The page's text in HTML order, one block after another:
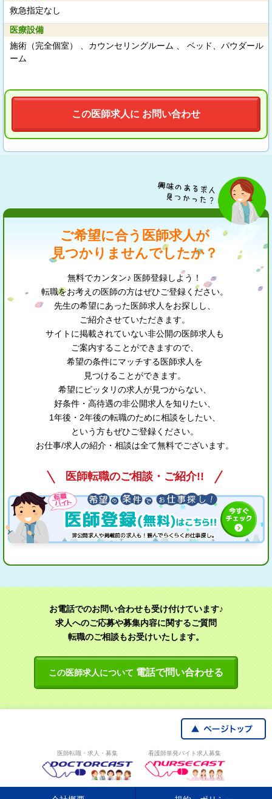
救急指定なし
医療設備
施術（完全個室） 、カウンセリングルーム 、 ベッド、パウダール
ーム
この医師求人に お問い合わせ
ご希望に合う医師求人が
見つかりませんでしたか？
無料でカンタン♪ 医師登録しよう！
転職をお考えの医師の方はぜひご登録ください。
先生の希望にあった医師求人をお探しし、
ご紹介させていただきます。
サイトに掲載されていない非公開の医師求人も
ご案内することができますので、
希望の条件にマッチする医師求人を
見つけることができます。
希望にピッタリの求人が見つからない、
好条件・高待遇の非公開求人を知りたい、
1年後・2年後の転職のために相談をしたい、
という方もぜひご登録ください。
お仕事/求人の紹介・相談は全て無料でございます。
医師転職のご相談・ご紹介!!
お電話でのお問い合わせも受け付けています♪
求人へのご応募や募集内容に関するご質問
転職のご相談もお受けいたします。
この医師求人について 電話で問い合わせる
医師転職・求人・募集 看護師単発バイト求人募集